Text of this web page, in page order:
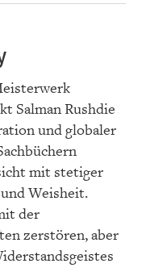
Salman Rushdie
und globaler
mit stetiger
Weisheit.
der
zerstören, aber